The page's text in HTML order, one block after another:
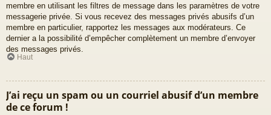
membre en utilisant les filtres de message dans les paramètres de votre
messagerie privée. Si vous recevez des messages privés abusifs d’un
membre en particulier, rapportez les messages aux modérateurs. Ce
dernier a la possibilité d’empêcher complètement un membre d’envoyer
des messages privés.
Haut
J’ai reçu un spam ou un courriel abusif d’un membre
de ce forum !